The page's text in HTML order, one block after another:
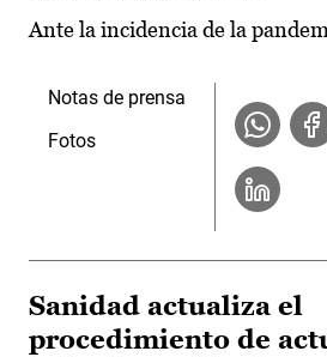
Ante la incidencia de la
Notas de prensa
Fotos
Sanidad actualiza el
procedimiento de